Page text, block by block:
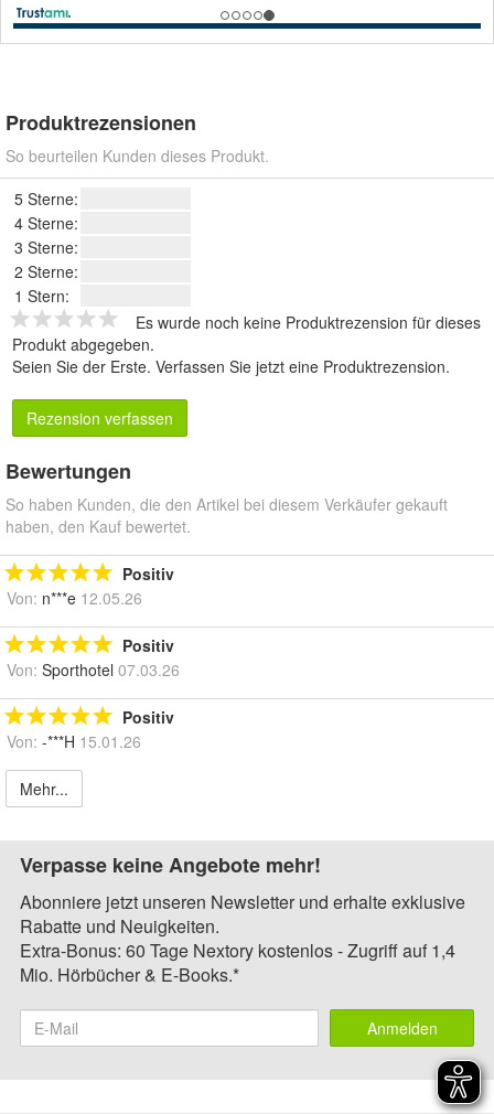
Produktrezensionen
So beurteilen Kunden dieses Produkt.
5 Sterne:
4 Sterne:
3 Sterne:
2 Sterne:
1 Stern:
Es wurde noch keine Produktrezension für dieses
Produkt abgegeben.
Seien Sie der Erste. Verfassen Sie jetzt eine Produktrezension.
Rezension verfassen
Bewertungen
So haben Kunden, die den Artikel bei diesem Verkäufer gekauft
haben, den Kauf bewertet.
Positiv
Von: n***e 12.05.26
Positiv
Von: Sporthotel 07.03.26
Positiv
Von: -***H 15.01.26
Mehr...
Verpasse keine Angebote mehr!
Abonniere jetzt unseren Newsletter und erhalte exklusive
Rabatte und Neuigkeiten.
Extra-Bonus: 60 Tage Nextory kostenlos - Zugriff auf 1,4
Mio. Hörbücher & E-Books.*
Anmelden